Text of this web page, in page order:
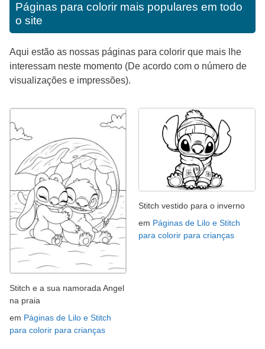
Páginas para colorir mais populares em todo
o site
Aqui estão as nossas páginas para colorir que mais lhe
interessam neste momento (De acordo com o número de
visualizações e impressões).
Stitch e a sua namorada Angel
na praia
em Páginas de Lilo e Stitch
para colorir para crianças
Stitch vestido para o inverno
em Páginas de Lilo e Stitch
para colorir para crianças